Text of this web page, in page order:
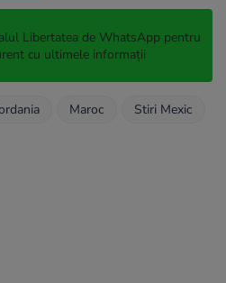
Libertatea de WhatsApp pentru
cu ultimele informații
Maroc
Stiri Mexic